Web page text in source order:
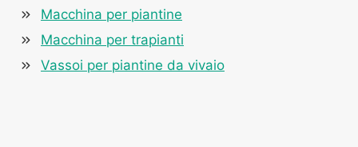
Macchina per piantine
Macchina per trapianti
Vassoi per piantine da vivaio